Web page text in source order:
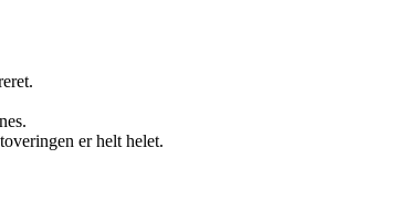
er helt helet.